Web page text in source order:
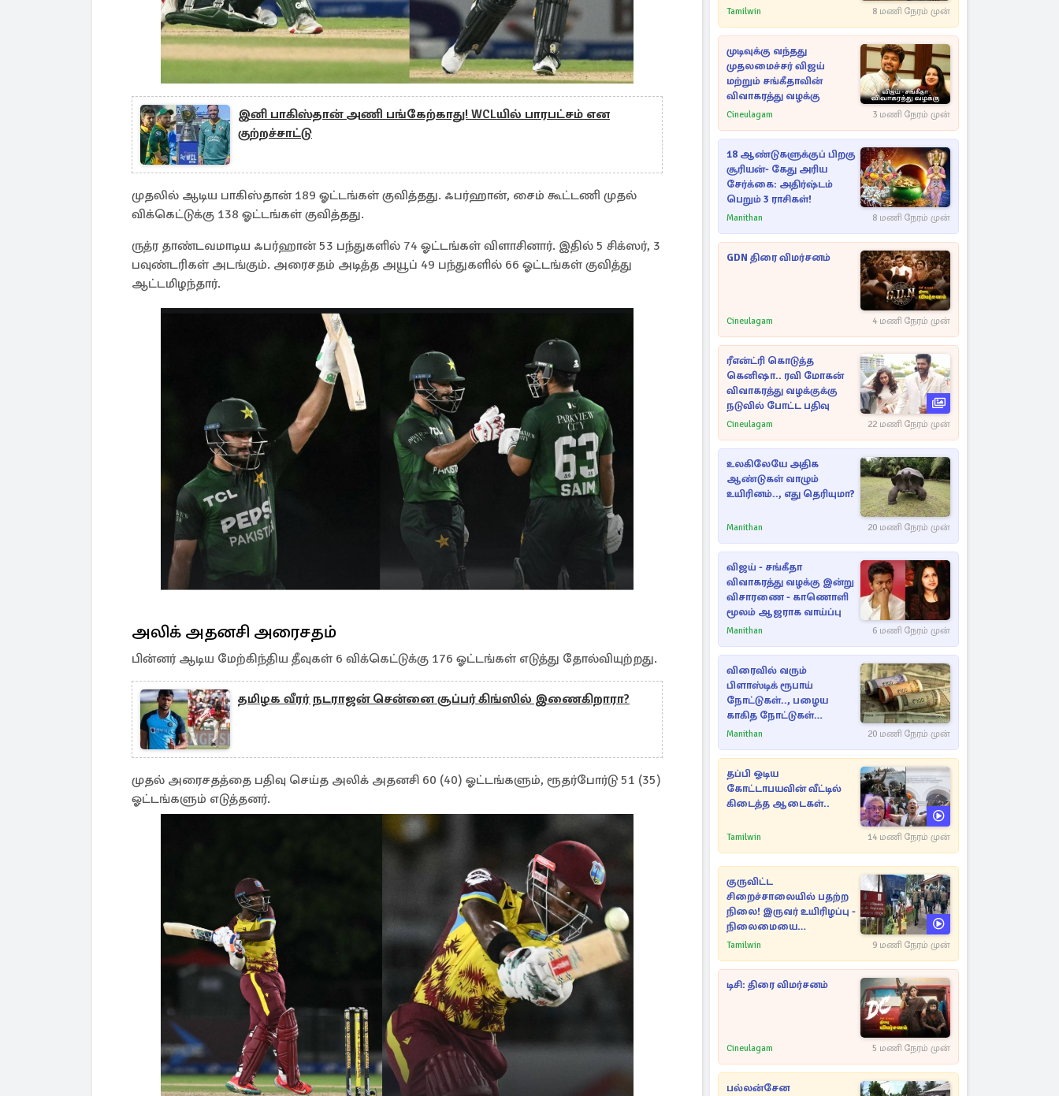
இனி பாகிஸ்தான் அணி பங்கேற்காது! WCLயில் பாரபட்சம் என
குற்றச்சாட்டு
முதலில் ஆடிய பாகிஸ்தான் 189 ஓட்டங்கள் குவித்தது. ஃபர்ஹான், சைம் கூட்டணி முதல்
விக்கெட்டுக்கு 138 ஓட்டங்கள் குவித்தது.
ருத்ர தாண்டவமாடிய ஃபர்ஹான் 53 பந்துகளில் 74 ஓட்டங்கள் விளாசினார். இதில் 5 சிக்ஸர், 3
பவுண்டரிகள் அடங்கும். அரைசதம் அடித்த அயூப் 49 பந்துகளில் 66 ஓட்டங்கள் குவித்து
ஆட்டமிழந்தார்.
அலிக் அதனசி அரைசதம்
பின்னர் ஆடிய மேற்கிந்திய தீவுகள் 6 விக்கெட்டுக்கு 176 ஓட்டங்கள் எடுத்து தோல்வியுற்றது.
தமிழக வீரர் நடராஜன் சென்னை சூப்பர் கிங்ஸில் இணைகிறாரா?
முதல் அரைசதத்தை பதிவு செய்த அலிக் அதனசி 60 (40) ஓட்டங்களும், ரூதர்போர்டு 51 (35)
ஓட்டங்களும் எடுத்தனர்.
பின்னணியில் வெளியான
Tamilwin 8 மணி நேரம் முன்
முடிவுக்கு வந்தது
முதலமைச்சர் விஜய்
மற்றும் சங்கீதாவின்
விவாகரத்து வழக்கு
Cineulagam 3 மணி நேரம் முன்
18 ஆண்டுகளுக்குப் பிறகு
சூரியன்- கேது அரிய
சேர்க்கை: அதிர்ஷ்டம்
பெறும் 3 ராசிகள்!
Manithan 8 மணி நேரம் முன்
GDN திரை விமர்சனம்
Cineulagam 4 மணி நேரம் முன்
ரீஎன்ட்ரி கொடுத்த
கெனிஷா.. ரவி மோகன்
விவாகரத்து வழக்குக்கு
நடுவில் போட்ட பதிவு
Cineulagam 22 மணி நேரம் முன்
உலகிலேயே அதிக
ஆண்டுகள் வாழும்
உயிரினம்.., எது தெரியுமா?
Manithan 20 மணி நேரம் முன்
விஜய் - சங்கீதா
விவாகரத்து வழக்கு இன்று
விசாரணை - காணொளி
மூலம் ஆஜராக வாய்ப்பு
Manithan 6 மணி நேரம் முன்
விரைவில் வரும்
பிளாஸ்டிக் ரூபாய்
நோட்டுகள்.., பழைய
காகித நோட்டுகள்
செல்லுமா?
Manithan 20 மணி நேரம் முன்
தப்பி ஓடிய
கோட்டாபயவின் வீட்டில்
கிடைத்த ஆடைகள்..
Tamilwin 14 மணி நேரம் முன்
குருவிட்ட
சிறைச்சாலையில் பதற்ற
நிலை! இருவர் உயிரிழப்பு -
நிலைமையை
கட்டுப்படுத்த பொலிஸார்
Tamilwin 9 மணி நேரம் முன்
டிசி: திரை விமர்சனம்
Cineulagam 5 மணி நேரம் முன்
பல்லன்சேன